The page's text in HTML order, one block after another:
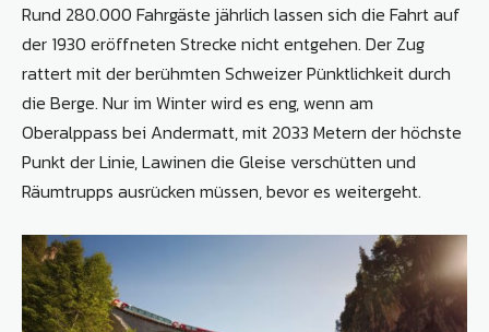
Rund 280.000 Fahrgäste jährlich lassen sich die Fahrt auf
der 1930 eröffneten Strecke nicht entgehen. Der Zug
rattert mit der berühmten Schweizer Pünktlichkeit durch
die Berge. Nur im Winter wird es eng, wenn am
Oberalppass bei Andermatt, mit 2033 Metern der höchste
Punkt der Linie, Lawinen die Gleise verschütten und
Räumtrupps ausrücken müssen, bevor es weitergeht.